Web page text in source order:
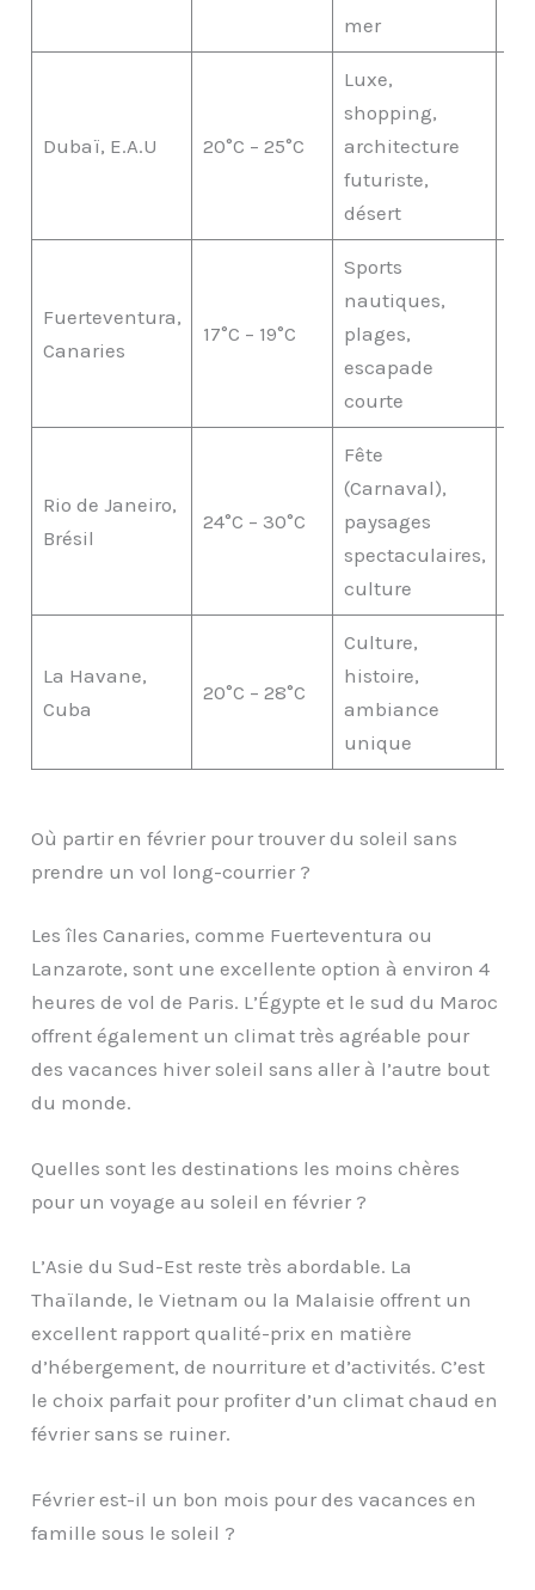
mer
Dubaï, E.A.U 20°C – 25°C
Luxe,
shopping,
architecture
futuriste,
désert
Fuerteventura,
Canaries
17°C – 19°C
Sports
nautiques,
plages,
escapade
courte
Rio de Janeiro,
Brésil
24°C – 30°C
Fête
(Carnaval),
paysages
spectaculaires,
culture
La Havane,
Cuba
20°C – 28°C
Culture,
histoire,
ambiance
unique
Où partir en février pour trouver du soleil sans
prendre un vol long-courrier ?
Les îles Canaries, comme Fuerteventura ou
Lanzarote, sont une excellente option à environ 4
heures de vol de Paris. L’Égypte et le sud du Maroc
offrent également un climat très agréable pour
des vacances hiver soleil sans aller à l’autre bout
du monde.
Quelles sont les destinations les moins chères
pour un voyage au soleil en février ?
L’Asie du Sud-Est reste très abordable. La
Thaïlande, le Vietnam ou la Malaisie offrent un
excellent rapport qualité-prix en matière
d’hébergement, de nourriture et d’activités. C’est
le choix parfait pour profiter d’un climat chaud en
février sans se ruiner.
Février est-il un bon mois pour des vacances en
famille sous le soleil ?